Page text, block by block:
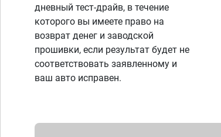
дневный тест-драйв, в течение
которого вы имеете право на
возврат денег и заводской
прошивки, если результат будет не
соответствовать заявленному и
ваш авто исправен.